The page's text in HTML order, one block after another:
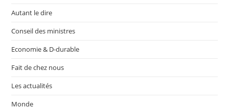
Autant le dire
Conseil des ministres
Economie & D-durable
Fait de chez nous
Les actualités
Monde